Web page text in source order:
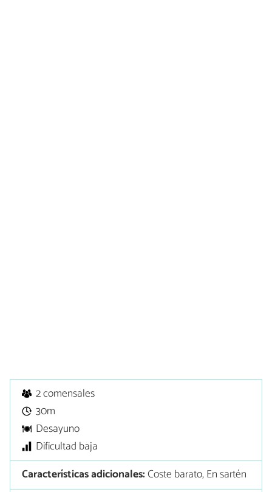
2 comensales
30m
Desayuno
Dificultad baja
Características adicionales:Coste barato, En sartén